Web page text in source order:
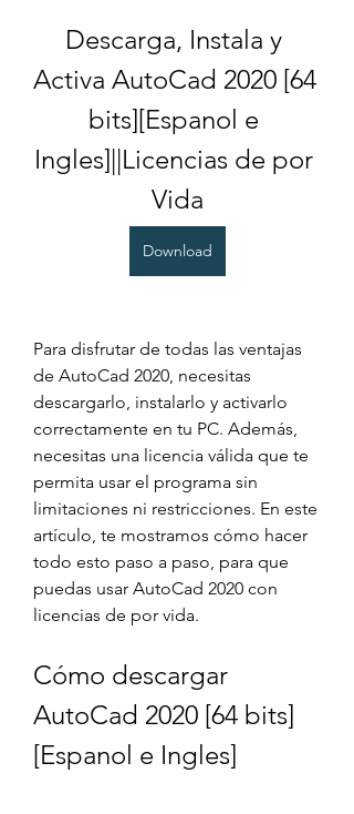
Descarga, Instala y
Activa AutoCad 2020 [64
bits][Espanol e
Ingles]||Licencias de por
Vida
Download
Para disfrutar de todas las ventajas
de AutoCad 2020, necesitas
descargarlo, instalarlo y activarlo
correctamente en tu PC. Además,
necesitas una licencia válida que te
permita usar el programa sin
limitaciones ni restricciones. En este
artículo, te mostramos cómo hacer
todo esto paso a paso, para que
puedas usar AutoCad 2020 con
licencias de por vida.
Cómo descargar
AutoCad 2020 [64 bits]
[Espanol e Ingles]